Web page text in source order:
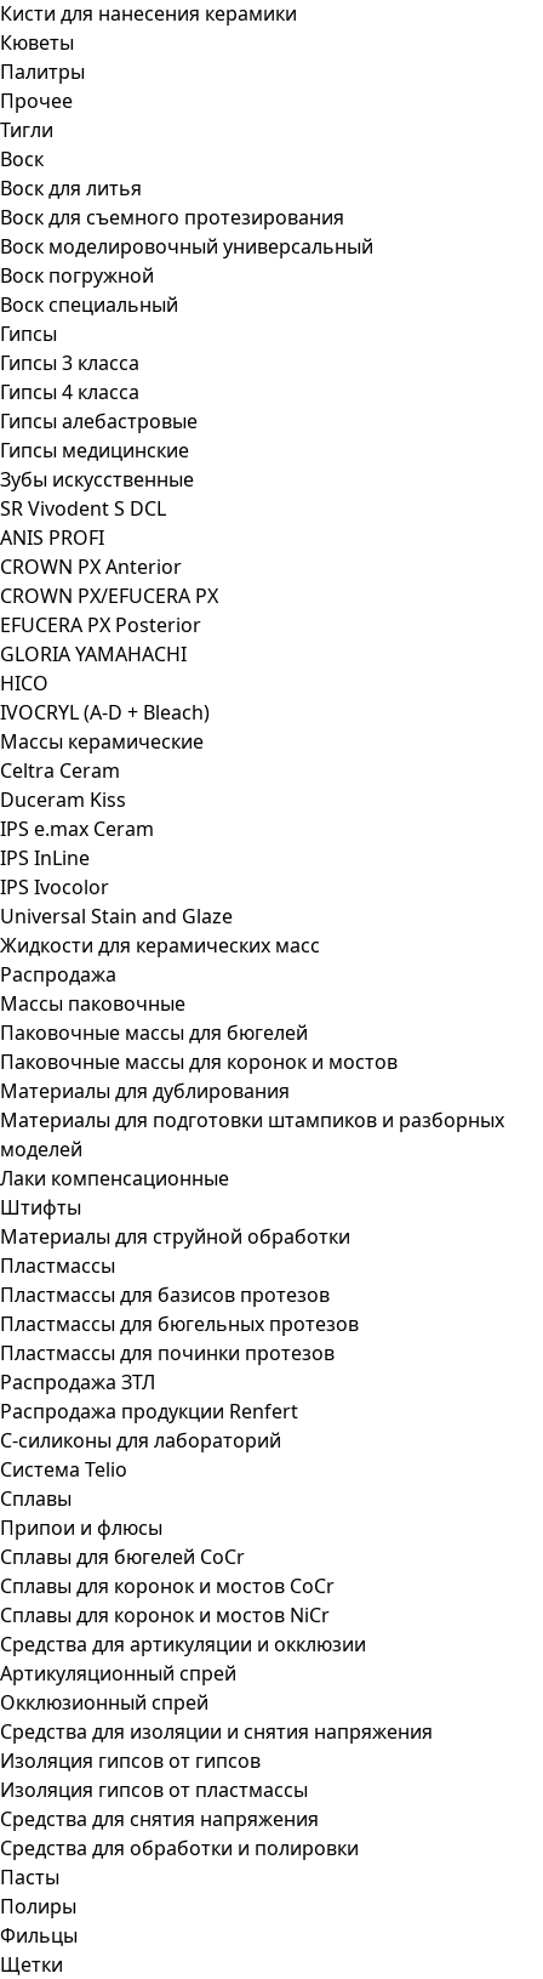
Кисти для нанесения керамики
Кюветы
Палитры
Прочее
Тигли
Воск
Воск для литья
Воск для съемного протезирования
Воск моделировочный универсальный
Воск погружной
Воск специальный
Гипсы
Гипсы 3 класса
Гипсы 4 класса
Гипсы алебастровые
Гипсы медицинские
Зубы искусственные
SR Vivodent S DCL
ANIS PROFI
CROWN PX Anterior
CROWN PX/EFUCERA PX
EFUCERA PX Posterior
GLORIA YAMAHACHI
HICO
IVOCRYL (A-D + Bleach)
Массы керамические
Celtra Ceram
Duceram Kiss
IPS e.max Ceram
IPS InLine
IPS Ivocolor
Universal Stain and Glaze
Жидкости для керамических масс
Распродажа
Массы паковочные
Паковочные массы для бюгелей
Паковочные массы для коронок и мостов
Материалы для дублирования
Материалы для подготовки штампиков и разборных
моделей
Лаки компенсационные
Штифты
Материалы для струйной обработки
Пластмассы
Пластмассы для базисов протезов
Пластмассы для бюгельных протезов
Пластмассы для починки протезов
Распродажа ЗТЛ
Распродажа продукции Renfert
С-силиконы для лабораторий
Система Telio
Сплавы
Припои и флюсы
Сплавы для бюгелей CoCr
Сплавы для коронок и мостов CoCr
Сплавы для коронок и мостов NiCr
Средства для артикуляции и окклюзии
Артикуляционный спрей
Окклюзионный спрей
Средства для изоляции и снятия напряжения
Изоляция гипсов от гипсов
Изоляция гипсов от пластмассы
Средства для снятия напряжения
Средства для обработки и полировки
Пасты
Полиры
Фильцы
Щетки